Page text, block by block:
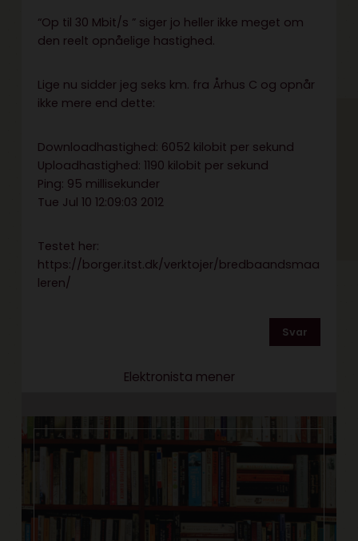
“Op til 30 Mbit/s ” siger jo heller ikke meget om
den reelt opnåelige hastighed.
Lige nu sidder jeg seks km. fra Århus C og opnår
ikke mere end dette:
Downloadhastighed: 6052 kilobit per sekund
Uploadhastighed: 1190 kilobit per sekund
Ping: 95 millisekunder
Tue Jul 10 12:09:03 2012
Testet her:
https://borger.itst.dk/verktojer/bredbaandsmaa
leren/
Svar
Elektronista mener